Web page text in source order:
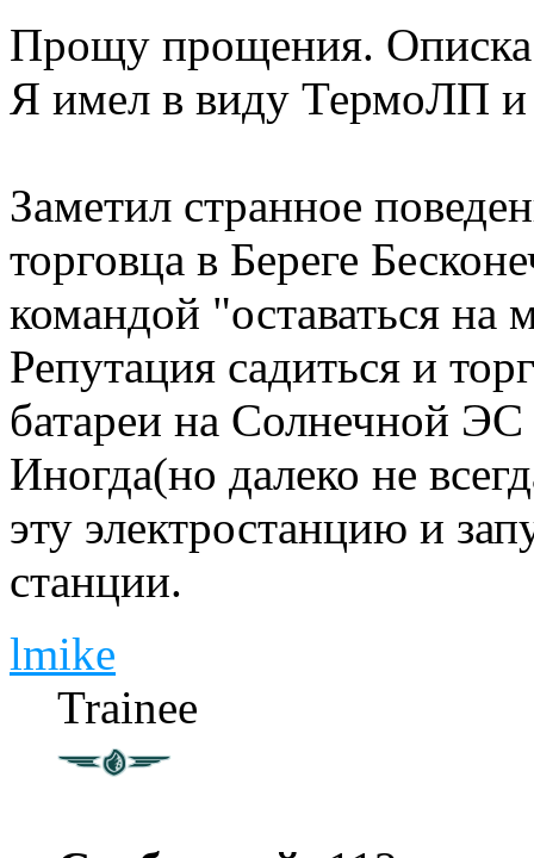
Прощу прощения.
Я имел в виду ТермоЛП
Заметил странное
торговца в Береге
командой "оставаться на
Репутация садиться и
батареи на Солнечной
Иногда(но далеко не
эту электростанцию и
станции.
lmike
Trainee